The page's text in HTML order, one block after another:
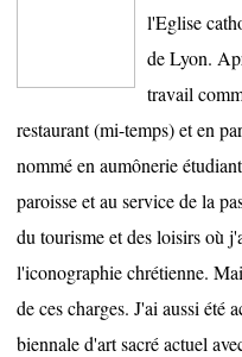
l'Eglise
de Lyon.
travail
restaurant (mi-temps) et en
nommé en aumônerie
paroisse et au service de la
du tourisme et des loisirs où
l'iconographie chrétienne.
de ces charges. J'ai aussi été
biennale d'art sacré actuel